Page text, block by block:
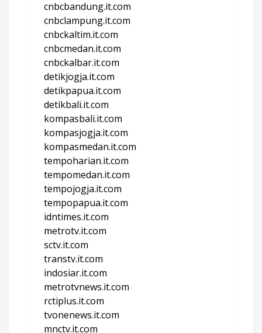
cnbcbandung.it.com
cnbclampung.it.com
cnbckaltim.it.com
cnbcmedan.it.com
cnbckalbar.it.com
detikjogja.it.com
detikpapua.it.com
detikbali.it.com
kompasbali.it.com
kompasjogja.it.com
kompasmedan.it.com
tempoharian.it.com
tempomedan.it.com
tempojogja.it.com
tempopapua.it.com
idntimes.it.com
metrotv.it.com
sctv.it.com
transtv.it.com
indosiar.it.com
metrotvnews.it.com
rctiplus.it.com
tvonenews.it.com
mnctv.it.com